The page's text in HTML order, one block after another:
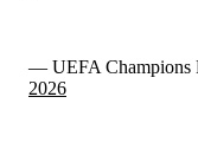
— UEFA Champions
2026